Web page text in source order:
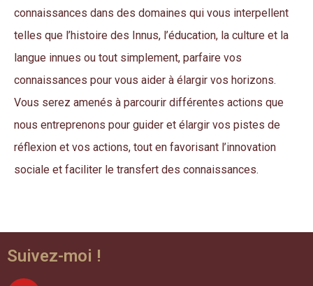
connaissances dans des domaines qui vous interpellent
telles que l’histoire des Innus, l’éducation, la culture et la
langue innues ou tout simplement, parfaire vos
connaissances pour vous aider à élargir vos horizons.
Vous serez amenés à parcourir différentes actions que
nous entreprenons pour guider et élargir vos pistes de
réflexion et vos actions, tout en favorisant l’innovation
sociale et faciliter le transfert des connaissances.
Suivez-moi !